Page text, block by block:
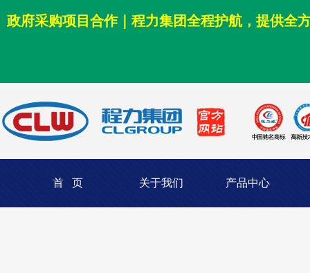
政府采购项目合作｜程力集团全程护航，提供全
首 页 关于我们 产品中心